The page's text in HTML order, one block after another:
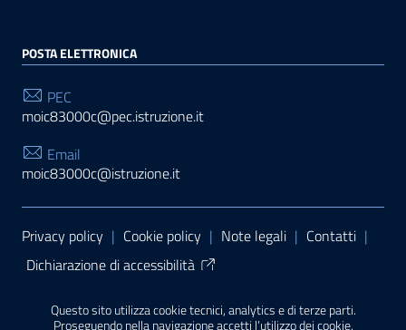
Questo sito utilizza cookie tecnici, analytics e di terze parti.
Proseguendo nella navigazione accetti l’utilizzo dei cookie.
POSTA ELETTRONICA
PEC
moic83000c@pec.istruzione.it
Email
moic83000c@istruzione.it
Sezione Link Utili
Privacy policy | Cookie policy | Note legali | Contatti |
Dichiarazione di accessibilità
PA di AgID
| Realizzato con WordPress da